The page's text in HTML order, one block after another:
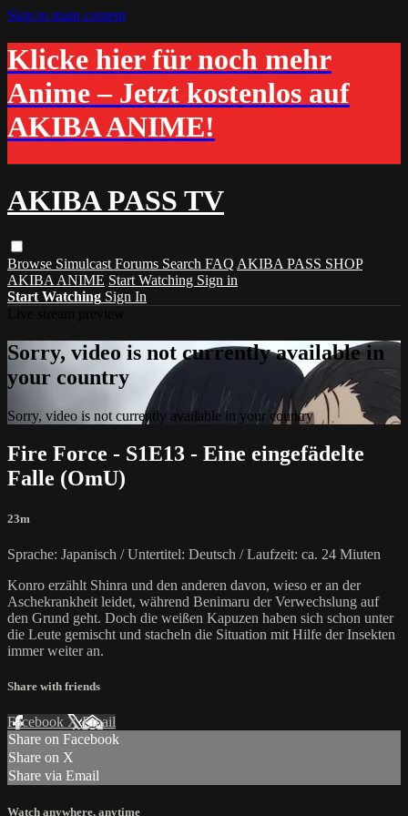
Skip to main content
Klicke hier für noch mehr
Anime – Jetzt kostenlos auf
AKIBA ANIME!
AKIBA PASS TV
Browse Simulcast Forums Search FAQ AKIBA PASS SHOP
AKIBA ANIME Start Watching Sign in
Start Watching Sign In
Sorry, video is not currently available in
your country
Sorry, video is not currently available in your country
Fire Force - S1E13 - Eine eingefädelte
Falle (OmU)
23m
Sprache: Japanisch / Untertitel: Deutsch / Laufzeit: ca. 24 Miuten
Konro erzählt Shinra und den anderen davon, wieso er an der
Aschekrankheit leidet, während Benimaru der Verwechslung auf
den Grund geht. Doch die weißen Kapuzen haben sich schon unter
die Leute gemischt und stacheln die Situation mit Hilfe der Insekten
immer weiter an.
Share with friends
Facebook XEmail
Share on Facebook
Share on X
Share via Email
Watch anywhere, anytime